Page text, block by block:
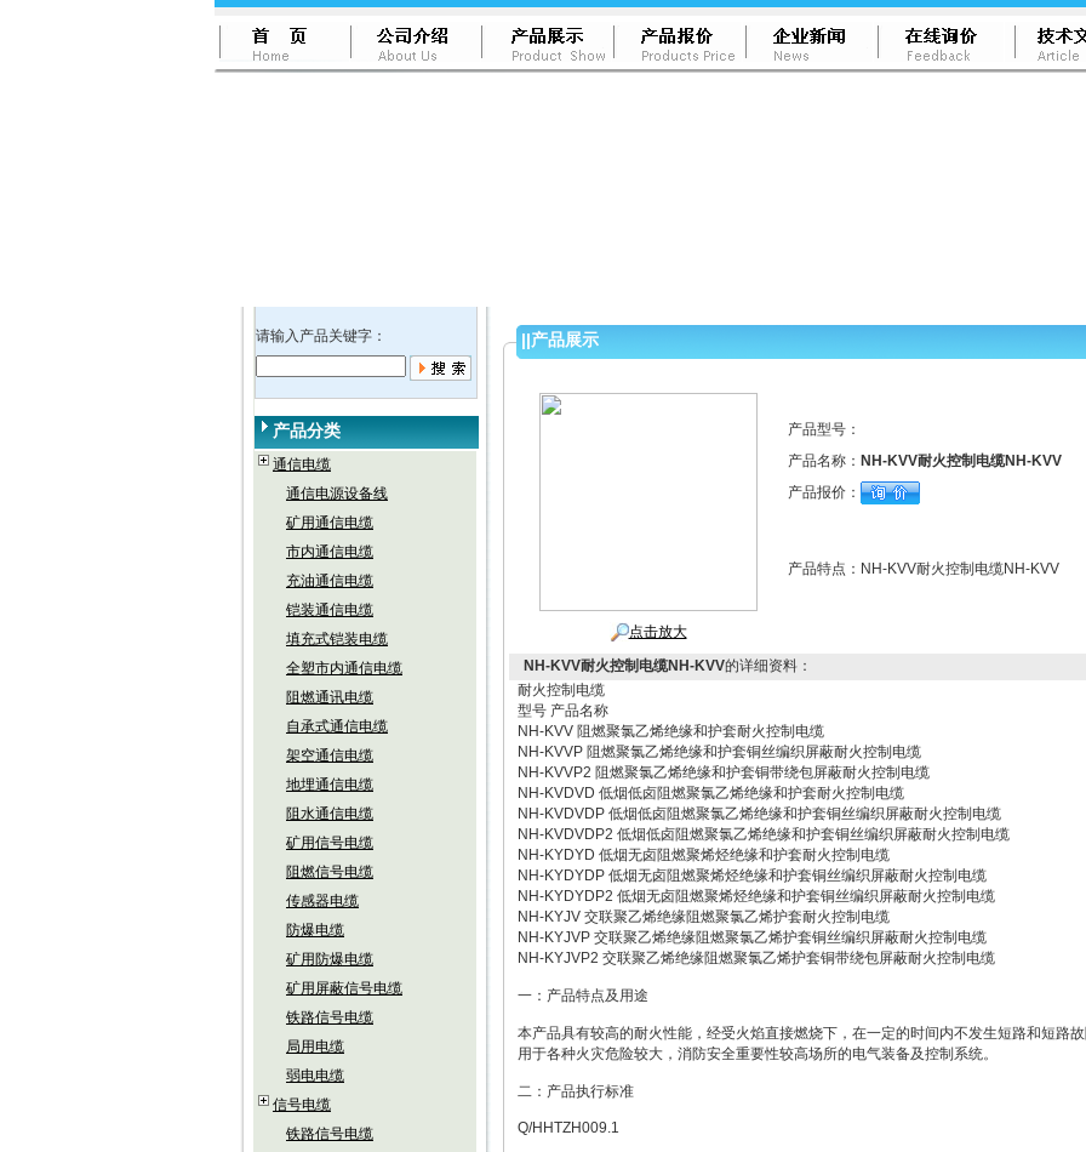
请输入产品关键字：
产品分类
通信电缆
通信电源设备线
矿用通信电缆
市内通信电缆
充油通信电缆
铠装通信电缆
填充式铠装电缆
全塑市内通信电缆
阻燃通讯电缆
自承式通信电缆
架空通信电缆
地埋通信电缆
阻水通信电缆
矿用信号电缆
阻燃信号电缆
传感器电缆
防爆电缆
矿用防爆电缆
矿用屏蔽信号电缆
铁路信号电缆
局用电缆
弱电电缆
信号电缆
铁路信号电缆
||产品展示
点击放大
产品型号：
产品名称： NH-KVV耐火控制电缆NH-KVV
产品报价：
产品特点： NH-KVV耐火控制电缆NH-KVV
NH-KVV耐火控制电缆NH-KVV的详细资料：
耐火控制电缆
型号 产品名称
NH-KVV 阻燃聚氯乙烯绝缘和护套耐火控制电缆
NH-KVVP 阻燃聚氯乙烯绝缘和护套铜丝编织屏蔽耐火控制电缆
NH-KVVP2 阻燃聚氯乙烯绝缘和护套铜带绕包屏蔽耐火控制电缆
NH-KVDVD 低烟低卤阻燃聚氯乙烯绝缘和护套耐火控制电缆
NH-KVDVDP 低烟低卤阻燃聚氯乙烯绝缘和护套铜丝编织屏蔽耐火控制电缆
NH-KVDVDP2 低烟低卤阻燃聚氯乙烯绝缘和护套铜丝编织屏蔽耐火控制电缆
NH-KYDYD 低烟无卤阻燃聚烯烃绝缘和护套耐火控制电缆
NH-KYDYDP 低烟无卤阻燃聚烯烃绝缘和护套铜丝编织屏蔽耐火控制电缆
NH-KYDYDP2 低烟无卤阻燃聚烯烃绝缘和护套铜丝编织屏蔽耐火控制电缆
NH-KYJV 交联聚乙烯绝缘阻燃聚氯乙烯护套耐火控制电缆
NH-KYJVP 交联聚乙烯绝缘阻燃聚氯乙烯护套铜丝编织屏蔽耐火控制电缆
NH-KYJVP2 交联聚乙烯绝缘阻燃聚氯乙烯护套铜带绕包屏蔽耐火控制电缆
一：产品特点及用途
本产品具有较高的耐火性能，经受火焰直接燃烧下，在一定的时间内不发生短路和短路
用于各种火灾危险较大，消防安全重要性较高场所的电气装备及控制系统。
二：产品执行标准
Q/HHTZH009.1